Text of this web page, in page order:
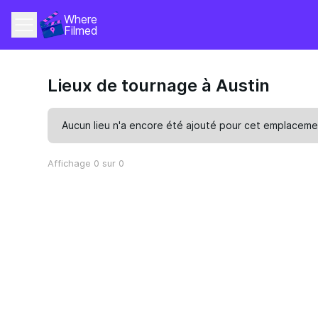
Where
Filmed
Lieux de tournage à Austin
Aucun lieu n'a encore été ajouté pour cet
Affichage 0 sur 0